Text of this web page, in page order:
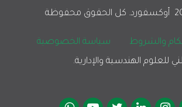
  أوكسفورد. كل الحقوق محفوظة
والشروط
سياسة الخصوصية
للعلوم الهندسية والإدارية.
Social Media